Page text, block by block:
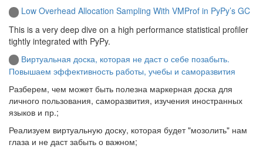
Low Overhead Allocation Sampling With VMProf in PyPy’s GC
This is a very deep dive on a high performance statistical profiler
tightly integrated with PyPy.
Виртуальная доска, которая не даст о себе позабыть.
Повышаем эффективность работы, учебы и саморазвития
Разберем, чем может быть полезна маркерная доска для
личного пользования, саморазвития, изучения иностранных
языков и пр.;
Реализуем виртуальную доску, которая будет "мозолить" нам
глаза и не даст забыть о важном;